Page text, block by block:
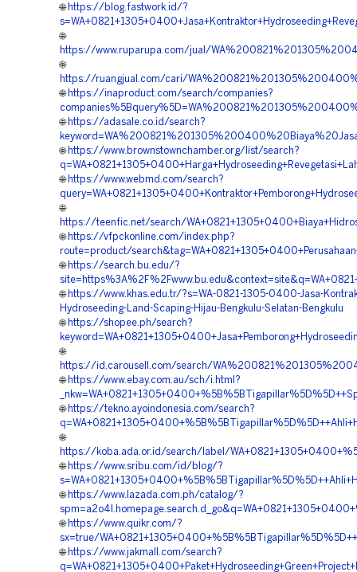
🌐 https://blog.fastwork.id/?
🌐
https://www.ruparupa.com/jual/
🌐
https://ruangjual.com/cari/
🌐 https://inaproduct.com/search/companies?
🌐 https://adasale.co.id/search?
🌐 https://www.brownstownchamber.org/list/search?
🌐 https://www.webmd.com/search?
🌐
https://teenfic.net/search/
🌐 https://vfpckonline.com/index.php?
route=product/
🌐 https://search.bu.edu/?
🌐 https://www.khas.edu.tr/?s=WA-0821-1305-0400-Jasa-
Hydroseeding-Land-Scaping-Hijau-Bengkulu-Selatan-Bengkulu
🌐 https://shopee.ph/search?
🌐
https://id.carousell.com/search/
🌐 https://www.ebay.com.au/sch/i.html?
🌐 https://tekno.ayoindonesia.com/search?
🌐
https://koba.ada.or.id/search/label/
🌐 https://www.sribu.com/id/blog/?
🌐 https://www.lazada.com.ph/catalog/?
🌐 https://www.quikr.com/?
sx=true/
🌐 https://www.jakmall.com/search?